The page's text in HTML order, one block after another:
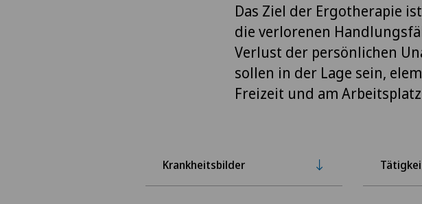
Das Ziel der Ergotherapie
die verlorenen
Verlust der persönlichen
sollen in der Lage sein,
Freizeit und am
Krankheitsbilder